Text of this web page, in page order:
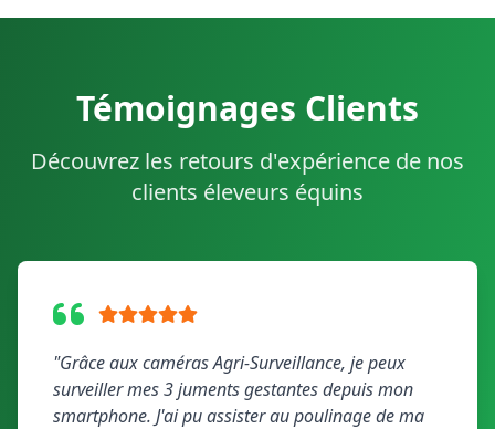
Témoignages Clients
Découvrez les retours d'expérience de nos
clients éleveurs équins
"Grâce aux caméras Agri-Surveillance, je peux
surveiller mes 3 juments gestantes depuis mon
smartphone. J'ai pu assister au poulinage de ma